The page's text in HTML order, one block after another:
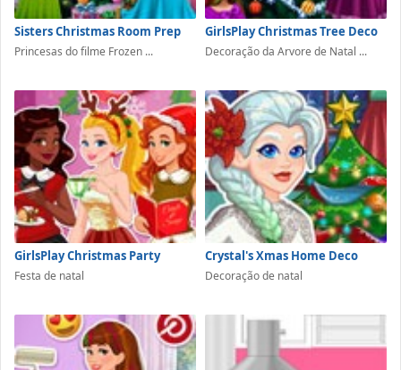
Sisters Christmas Room Prep
Princesas do filme Frozen ...
GirlsPlay Christmas Tree Deco
Decoração da Arvore de Natal ...
GirlsPlay Christmas Party
Festa de natal
Crystal's Xmas Home Deco
Decoração de natal